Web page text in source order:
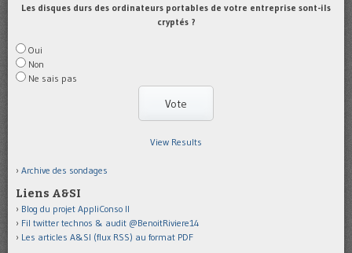
Les disques durs des ordinateurs portables de votre entreprise sont-ils
cryptés ?
Oui
Non
Ne sais pas
View Results
Archive des sondages
Liens A&SI
Blog du projet AppliConso II
Fil twitter technos & audit @BenoitRiviere14
Les articles A&SI (flux RSS) au format PDF